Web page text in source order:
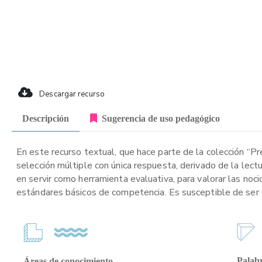
Descargar recurso
Descripción Sugerencia de uso pedagógico
En este recurso textual, que hace parte de la colección
selección múltiple con única respuesta, derivado de la
en servir como herramienta evaluativa, para valorar las
estándares básicos de competencia. Es susceptible de